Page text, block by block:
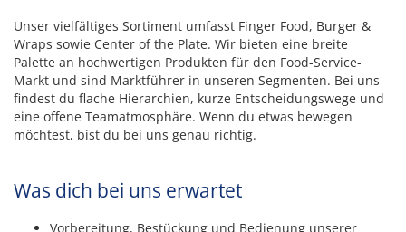
Unser vielfältiges Sortiment umfasst Finger Food, Burger &
Wraps sowie Center of the Plate. Wir bieten eine breite
Palette an hochwertigen Produkten für den Food-Service-
Markt und sind Marktführer in unseren Segmenten. Bei uns
findest du flache Hierarchien, kurze Entscheidungswege und
eine offene Teamatmosphäre. Wenn du etwas bewegen
möchtest, bist du bei uns genau richtig.
Was dich bei uns erwartet
Vorbereitung, Bestückung und Bedienung unserer